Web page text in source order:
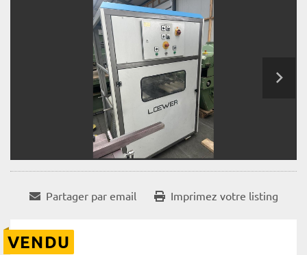
Partager par email Imprimez votre listing
VENDU